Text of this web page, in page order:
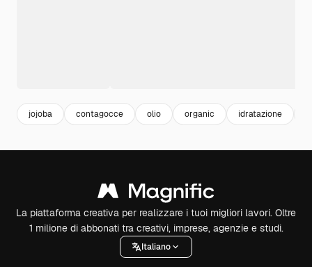
jojoba contagocce olio organic idratazione
La piattaforma creativa per realizzare i tuoi migliori lavori. Oltre
1 milione di abbonati tra creativi, imprese, agenzie e studi.
Italiano